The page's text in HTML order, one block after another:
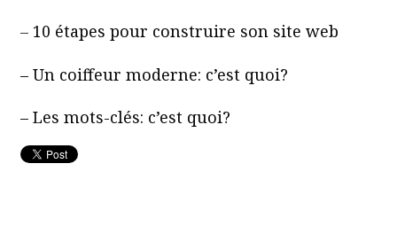
– 10 étapes pour construire son site web
– Un coiffeur moderne: c’est quoi?
– Les mots-clés: c’est quoi?